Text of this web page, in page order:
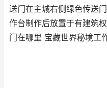
送门在主城右侧绿色传送
作台制作后放置于有建筑
门在哪里 宝藏世界秘境工